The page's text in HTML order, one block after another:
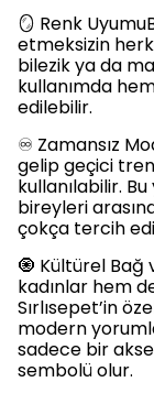
🪞 Renk
etmeksizin
bilezik ya da
kullanımda
edilebilir.
♾️ Zamansız
gelip geçici
kullanılabilir.
bireyleri
çokça tercih
🧿 Kültürel Bağ
kadınlar hem
Sırlısepet’in
modern
sadece bir
sembolü olur.